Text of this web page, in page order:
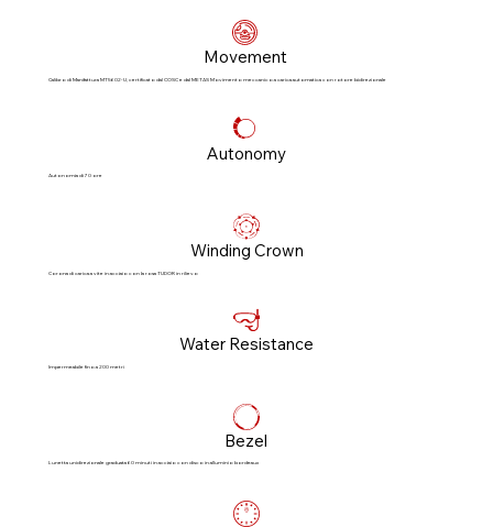
Movement
Calibro di Manifattura MT5602-U, certificato dal COSC e dal METAS Movimento meccanico a carica automatica con rotore bidirezionale
Autonomy
Autonomia di 70 ore
Winding Crown
Corona di carica a vite in acciaio con la rosa TUDOR in rilievo
Water Resistance
Impermeabile fino a 200 metri
Bezel
Lunetta unidirezionale graduata 60 minuti in acciaio con disco in alluminio bordeaux